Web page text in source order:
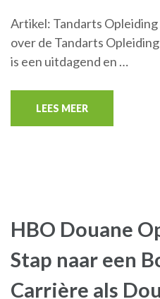
Artikel: Tandarts
over de Tandarts
is een uitdagend en …
LEES MEER
HBO Douane
Stap naar een
Carrière als